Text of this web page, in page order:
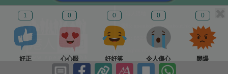
1
好正
0
心心眼
0
好好笑
0
令人傷心
0
嬲爆
© 港人講地
電郵: speakout@speakout.hk
傳真: 85228041301
版權所有 不得轉載